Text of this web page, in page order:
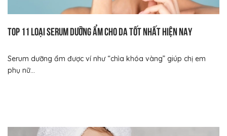
Top 11 loại serum dưỡng ẩm cho da tốt nhất hiện nay
Serum dưỡng ẩm được ví như “chìa khóa vàng” giúp chị em
phụ nữ...